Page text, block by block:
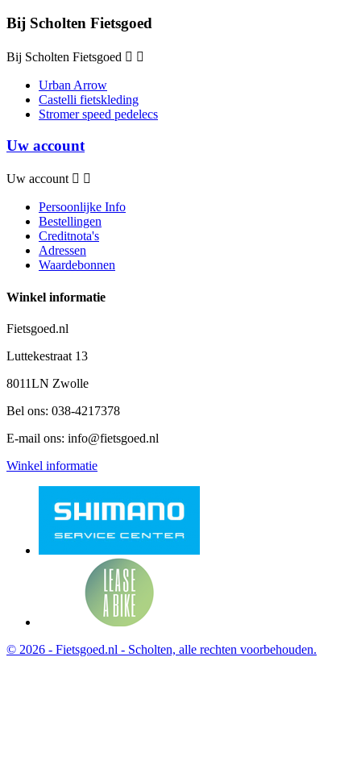
Bij Scholten Fietsgoed
Bij Scholten Fietsgoed  
Urban Arrow
Castelli fietskleding
Stromer speed pedelecs
Uw account
Uw account  
Persoonlijke Info
Bestellingen
Creditnota's
Adressen
Waardebonnen
Winkel informatie
Fietsgoed.nl
Luttekestraat 13
8011LN Zwolle
Bel ons: 038-4217378
E-mail ons: info@fietsgoed.nl
Winkel informatie
© 2026 - Fietsgoed.nl - Scholten, alle rechten voorbehouden.